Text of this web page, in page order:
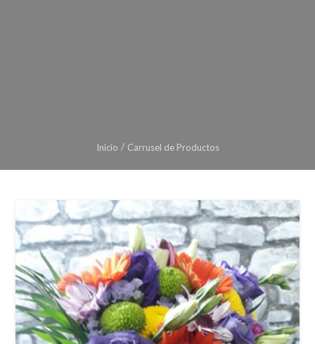
Inicio Carrusel de Productos